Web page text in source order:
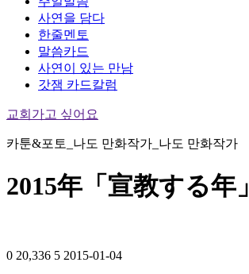
사연을 담다
한줄멘토
말씀카드
사연이 있는 만남
갓잼 카드칼럼
교회가고 싶어요
카툰&포토_나도 만화작가_나도 만화작가
2015年「宣教する年」
0 20,336 5 2015-01-04